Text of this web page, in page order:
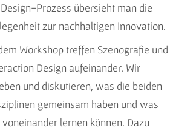
Prozess übersieht man die
zur nachhaltigen Innovation.
Workshop treffen Szenografie und
Design aufeinander. Wir
und diskutieren, was die beiden
gemeinsam haben und was
voneinander lernen können. Dazu